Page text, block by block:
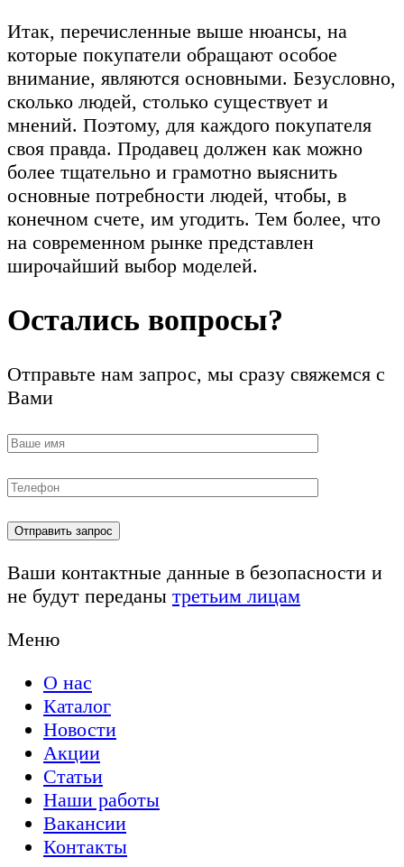
Итак, перечисленные выше нюансы, на
которые покупатели обращают особое
внимание, являются основными. Безусловно,
сколько людей, столько существует и
мнений. Поэтому, для каждого покупателя
своя правда. Продавец должен как можно
более тщательно и грамотно выяснить
основные потребности людей, чтобы, в
конечном счете, им угодить. Тем более, что
на современном рынке представлен
широчайший выбор моделей.
Остались вопросы?
Отправьте нам запрос, мы сразу свяжемся с
Вами
Ваши контактные данные в безопасности и
не будут переданы третьим лицам
Меню
О нас
Каталог
Новости
Акции
Статьи
Наши работы
Вакансии
Контакты